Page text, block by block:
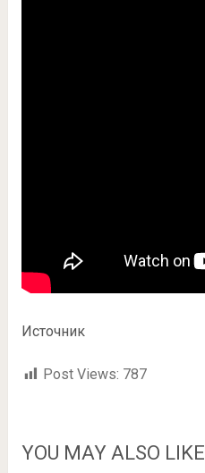
Источник
Post Views: 787
YOU MAY ALSO LIKE